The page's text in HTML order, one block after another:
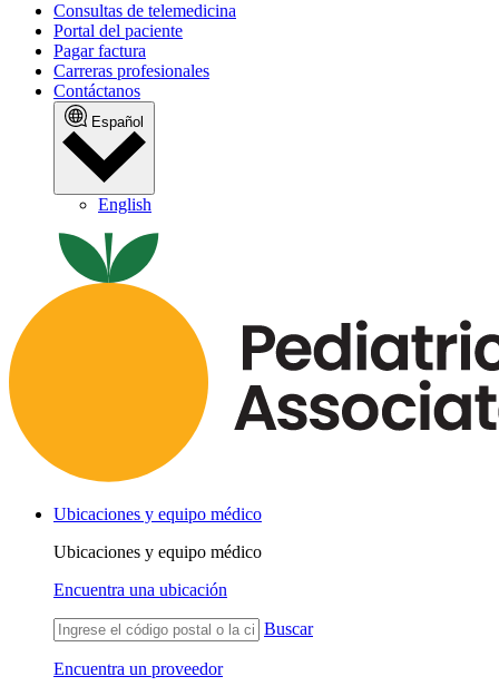
Consultas de telemedicina
Portal del paciente
Pagar factura
Carreras profesionales
Contáctanos
Español
English
Ubicaciones y equipo médico
Ubicaciones y equipo médico
Encuentra una ubicación
Buscar
Encuentra un proveedor